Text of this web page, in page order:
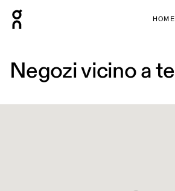
HOME
Negozi vicino a te